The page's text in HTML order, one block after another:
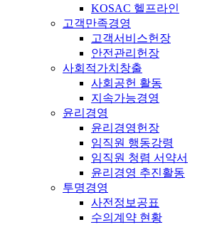
KOSAC 헬프라인
고객만족경영
고객서비스헌장
안전관리헌장
사회적가치창출
사회공헌 활동
지속가능경영
윤리경영
윤리경영헌장
임직원 행동강령
임직원 청렴 서약서
윤리경영 추진활동
투명경영
사전정보공표
수의계약 현황